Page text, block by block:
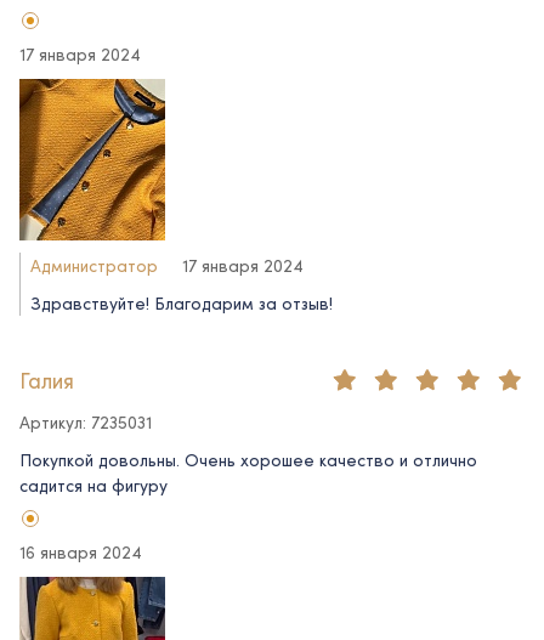
17 января 2024
Администратор
17 января 2024
Здравствуйте! Благодарим за отзыв!
Галия
Артикул: 7235031
Покупкой довольны. Очень хорошее качество и отлично
садится на фигуру
16 января 2024